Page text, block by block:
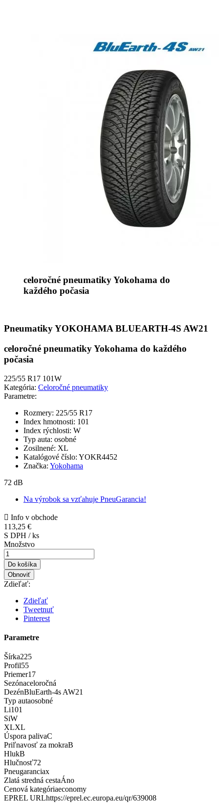
celoročné pneumatiky Yokohama do
každého počasia
Pneumatiky YOKOHAMA BLUEARTH-4S AW21
celoročné pneumatiky Yokohama do každého
počasia
225/55 R17 101W
Kategória: Celoročné pneumatiky
Parametre:
Rozmery: 225/55 R17
Index hmotnosti: 101
Index rýchlosti: W
Typ auta: osobné
Zosilnené: XL
Katalógové číslo: YOKR4452
Značka: Yokohama
72 dB
Na výrobok sa vzťahuje PneuGarancia!
 Info v obchode
113,25 €
S DPH / ks
Množstvo
Do košíka
Zdieľať:
Zdieľať
Tweetnuť
Pinterest
Parametre
Šírka225
Profil55
Priemer17
Sezónaceloročná
DezénBluEarth-4s AW21
Typ autaosobné
Li101
SiW
XLXL
Úspora palivaC
Priľnavosť za mokraB
HlukB
Hlučnosť72
Pneugaranciax
Zlatá stredná cestaÁno
Cenová kategóriaeconomy
EPREL URLhttps://eprel.ec.europa.eu/qr/639008